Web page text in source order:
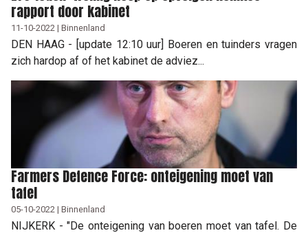
rapport door kabinet
11-10-2022 | Binnenland
DEN HAAG - [update 12:10 uur] Boeren en tuinders vragen
zich hardop af of het kabinet de adviez...
Farmers Defence Force: onteigening moet van
tafel
05-10-2022 | Binnenland
NIJKERK - "De onteigening van boeren moet van tafel. De